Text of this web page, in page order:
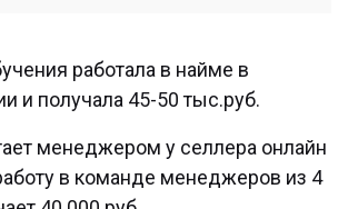
работала в найме в
и получала 45-50 тыс.руб.
менеджером у селлера онлайн
в команде менеджеров из 4